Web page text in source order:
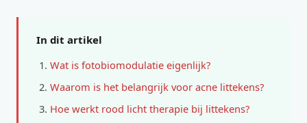
In dit artikel
Wat is fotobiomodulatie eigenlijk?
Waarom is het belangrijk voor acne littekens?
Hoe werkt rood licht therapie bij littekens?